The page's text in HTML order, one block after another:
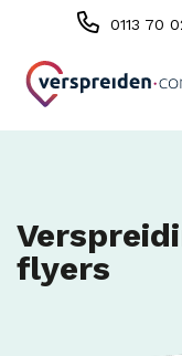
0113 70
flyers